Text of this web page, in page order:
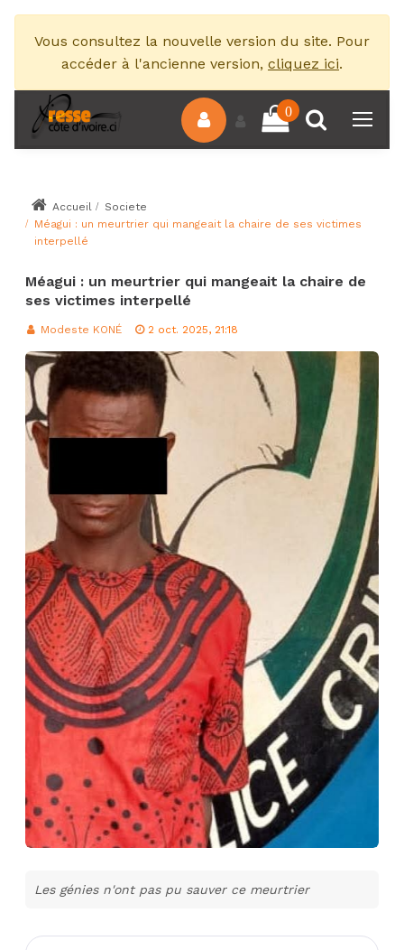
Vous consultez la nouvelle version du site. Pour
accéder à l'ancienne version, cliquez ici.
0
Accueil
Societe
Méagui : un meurtrier qui mangeait la chaire de ses victimes
interpellé
Méagui : un meurtrier qui mangeait la chaire de
ses victimes interpellé
Modeste KONÉ 2 oct. 2025, 21:18
Les génies n'ont pas pu sauver ce meurtrier